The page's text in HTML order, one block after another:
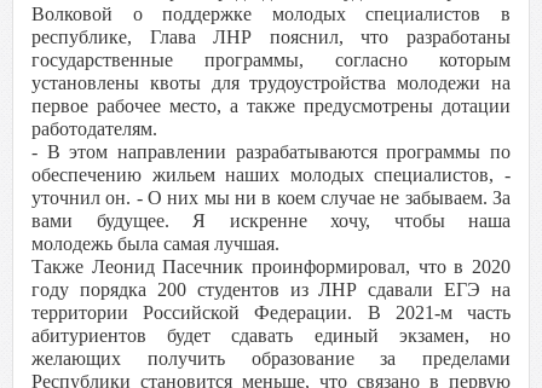
Волковой о поддержке молодых специалистов в
республике, Глава ЛНР пояснил, что разработаны
государственные программы, согласно которым
установлены квоты для трудоустройства молодежи на
первое рабочее место, а также предусмотрены дотации
работодателям.
- В этом направлении разрабатываются программы по
обеспечению жильем наших молодых специалистов, -
уточнил он. - О них мы ни в коем случае не забываем. За
вами будущее. Я искренне хочу, чтобы наша
молодежь была самая лучшая.
Также Леонид Пасечник проинформировал, что в 2020
году порядка 200 студентов из ЛНР сдавали ЕГЭ на
территории Российской Федерации. В 2021-м часть
абитуриентов будет сдавать единый экзамен, но
желающих получить образование за пределами
Республики становится меньше, что связано в первую